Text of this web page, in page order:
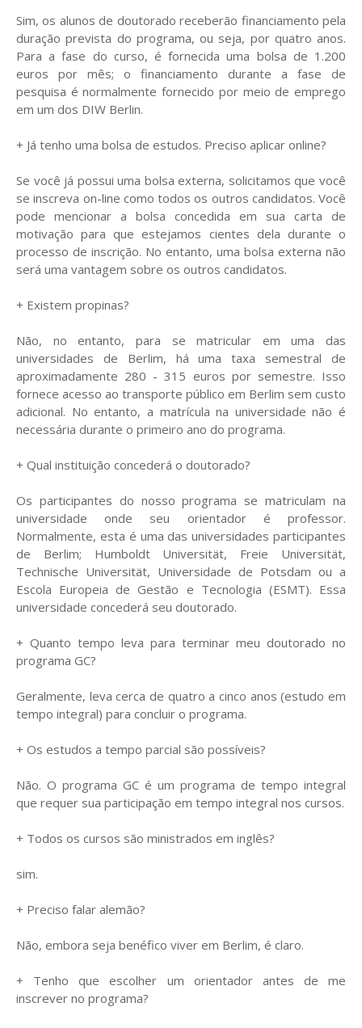
Sim, os alunos de doutorado receberão financiamento pela
duração prevista do programa, ou seja, por quatro anos.
Para a fase do curso, é fornecida uma bolsa de 1.200
euros por mês; o financiamento durante a fase de
pesquisa é normalmente fornecido por meio de emprego
em um dos DIW Berlin.
+ Já tenho uma bolsa de estudos. Preciso aplicar online?
Se você já possui uma bolsa externa, solicitamos que você
se inscreva on-line como todos os outros candidatos. Você
pode mencionar a bolsa concedida em sua carta de
motivação para que estejamos cientes dela durante o
processo de inscrição. No entanto, uma bolsa externa não
será uma vantagem sobre os outros candidatos.
+ Existem propinas?
Não, no entanto, para se matricular em uma das
universidades de Berlim, há uma taxa semestral de
aproximadamente 280 - 315 euros por semestre. Isso
fornece acesso ao transporte público em Berlim sem custo
adicional. No entanto, a matrícula na universidade não é
necessária durante o primeiro ano do programa.
+ Qual instituição concederá o doutorado?
Os participantes do nosso programa se matriculam na
universidade onde seu orientador é professor.
Normalmente, esta é uma das universidades participantes
de Berlim; Humboldt Universität, Freie Universität,
Technische Universität, Universidade de Potsdam ou a
Escola Europeia de Gestão e Tecnologia (ESMT). Essa
universidade concederá seu doutorado.
+ Quanto tempo leva para terminar meu doutorado no
programa GC?
Geralmente, leva cerca de quatro a cinco anos (estudo em
tempo integral) para concluir o programa.
+ Os estudos a tempo parcial são possíveis?
Não. O programa GC é um programa de tempo integral
que requer sua participação em tempo integral nos cursos.
+ Todos os cursos são ministrados em inglês?
sim.
+ Preciso falar alemão?
Não, embora seja benéfico viver em Berlim, é claro.
+ Tenho que escolher um orientador antes de me
inscrever no programa?